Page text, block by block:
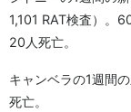
1,101 RAT検査）。
20人死亡。
キャンベラの1週間
死亡。